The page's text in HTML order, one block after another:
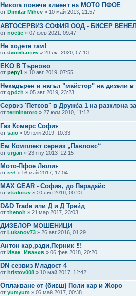
Никога повече клиент на МОТО ПФОЕ
от Dimitar Mihov » 10 май 2013, 21:57
АВТОСЕРВИЗ СОФИЯ ООД - БИСЕР
от noetic » 07 фев 2021, 09:47
Не ходете там!
от danielconev » 28 окт 2020, 07:13
EKO В Търново
от pepy1 » 10 авг 2019, 07:55
Некадърен и нагъл "майстор" на дизели в
от gpdzh » 05 авг 2019, 23:23
Сервиз 'Петков" в Дружба 1 на разклона
от terminatoro » 27 юли 2010, 11:12
Газ Комерс София
от saio » 09 юли 2019, 10:33
Ем Комплект сервиз „Павлово“
от urgan » 23 яну 2013, 12:15
Мото-Пфое Люлин
от red » 16 май 2017, 17:04
MAX GEAR - София, до Парадайс
от vtodorov » 30 сеп 2018, 00:23
D&D Trade или Д и Д Трейд
от thenoh » 21 мар 2017, 23:03
ДИЗЕЛОР МОШЕНИЦИ
от Lukanov73 » 26 авг 2016, 01:29
Антон кар,ради,Перник !!!
от Иван_Иванов » 06 фев 2018, 20:20
DN сервиз Младост 4
от hristov008 » 10 май 2017, 12:42
Оплакване от (бивш) Поли кар и Жоро
от yumyum » 06 май 2017, 00:38